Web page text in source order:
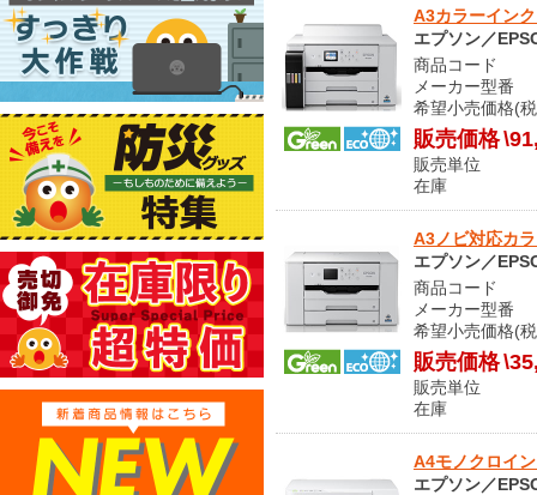
A3カラーイン
エプソン／
商品コード
メーカー型
希望小売価格(
販売価格
販売単
在庫
A3ノビ対応カ
エプソン／
商品コード
メーカー型
希望小売価格(
販売価格
販売単
在庫
A4モノクロイ
エプソン／